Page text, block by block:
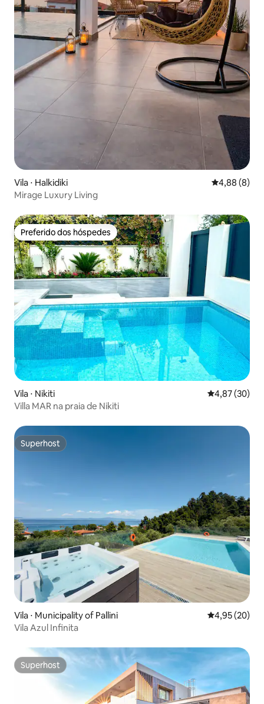
Vila ⋅ Halkidiki 4,88 de uma
4,88 (8)
Mirage Luxury Living
Preferido dos hóspedes
Preferido dos hóspedes
Vila ⋅ Nikiti 4,87 de uma
4,87 (30)
Villa MAR na praia de Nikiti
Superhost
Superhost
Vila ⋅ Municipality of Pallini 4,95 de uma
4,95 (20)
Vila Azul Infinita
Superhost
Superhost